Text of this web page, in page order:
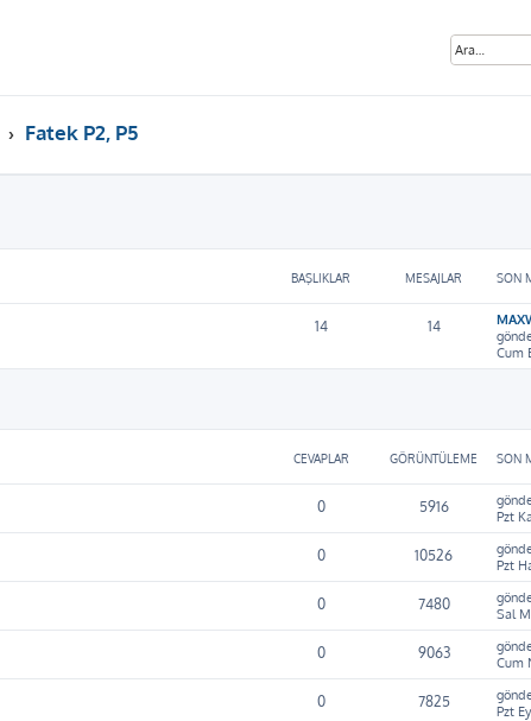
Fatek P2, P5
BAŞLIKLAR MESAJLAR SON
14 14
Cum
CEVAPLAR GÖRÜNTÜLEME SON
0 5916
Pzt
0 10526
Pzt
0 7480
Sal
0 9063
Cum
0 7825
Pzt